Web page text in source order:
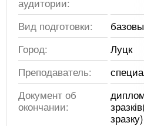
Вид подготовки:
Город:
Луцк
Преподаватель:
Документ об
окончании:
зразку)